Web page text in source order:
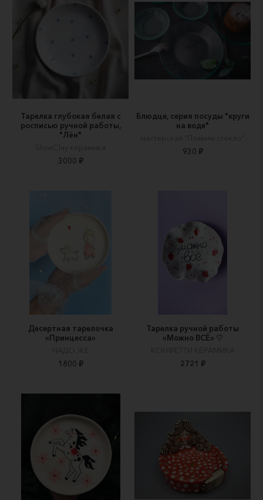
Тарелка глубокая белая с
росписью ручной работы,
"Лён"
SlowClay керамика
3000 ₽
Блюдце, серия посуды "круги
на воде"
мастерская "Плавим стекло"
930 ₽
Десертная тарелочка
«Принцесса»
НАДО ЖЕ
1800 ₽
Тарелка ручной работы
«Можно ВСЁ‎» ‎♡
КОНФЕТТИ КЕРАМИКА
2721 ₽